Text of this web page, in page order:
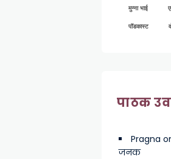
मुन्ना भाई
पॉडकास्ट
पाठक
Pragna
जनक